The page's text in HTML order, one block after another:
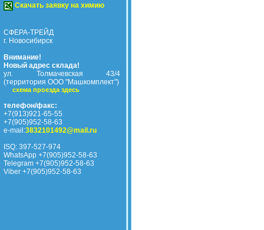
Скачать заявку на химию
СФЕРА-ТРЕЙД
г. Новосибирск
Внимание!
Новый адрес склада!
ул. Толмачевская 43/4
(территория ООО "Машкомплект")
схема проезда здесь
телефон/факс:
+7(913)921-65-55
+7(905)952-58-63
e-mail:3832101492@mail.ru
ISQ: 397-527-974
WhatsApp +7(905)952-58-63
Telegram +7(905)952-58-63
Viber +7(905)952-58-63